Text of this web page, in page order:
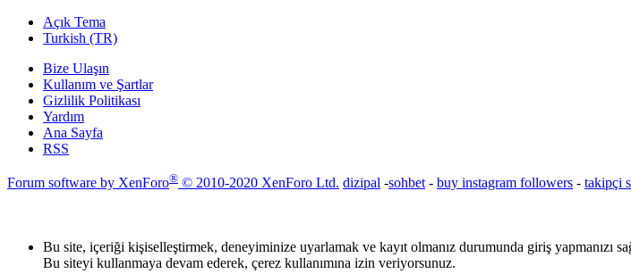
Açık Tema
Turkish (TR)
Bize Ulaşın
Kullanım ve Şartlar
Gizlilik Politikası
Yardım
Ana Sayfa
RSS
Forum software by XenForo® © 2010-2020 XenForo Ltd. dizipal -sohbet - buy instagram followers - takipçi
Bu site, içeriği kişiselleştirmek, deneyiminize uyarlamak ve kayıt olmanız durumunda giriş yapmanızı
Bu siteyi kullanmaya devam ederek, çerez kullanımına izin veriyorsunuz.